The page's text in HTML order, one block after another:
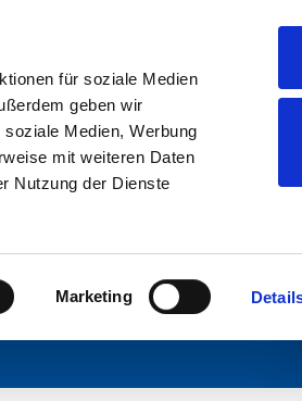
für soziale Medien
geben wir
Medien, Werbung
mit weiteren Daten
Nutzung der Dienste
Marketing